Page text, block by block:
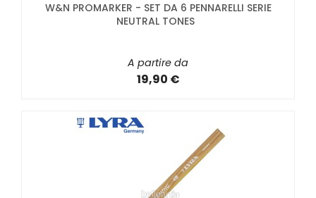
W&N PROMARKER - SET DA 6 PENNARELLI SERIE
NEUTRAL TONES
A partire da
19,90 €